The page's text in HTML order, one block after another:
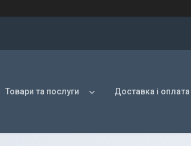
Товари та послуги Доставка і оплата